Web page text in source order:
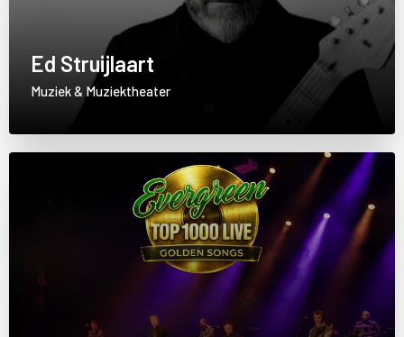
Ed Struijlaart
Muziek & Muziektheater